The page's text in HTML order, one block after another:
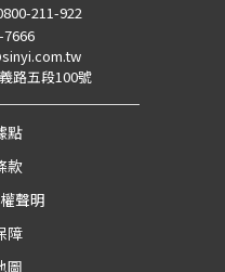
211-922
7666
路五段100號
點
款
聲明
障
圖